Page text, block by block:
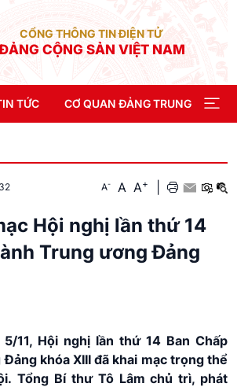
CỔNG THÔNG TIN ĐIỆN TỬ
CỘNG SẢN VIỆT NAM
TỨC CƠ QUAN ĐẢNG TRUNG ƯƠNG
A- A A+
Hội nghị lần thứ 14
Trung ương Đảng
11, Hội nghị lần thứ 14 Ban Chấp
khóa XIII đã khai mạc trọng thể
Tổng Bí thư Tô Lâm chủ trì, phát